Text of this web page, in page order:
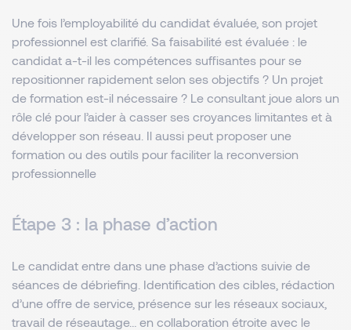
Une fois l’employabilité du candidat évaluée, son projet
professionnel est clarifié. Sa faisabilité est évaluée : le
candidat a-t-il les compétences suffisantes pour se
repositionner rapidement selon ses objectifs ? Un projet
de formation est-il nécessaire ? Le consultant joue alors un
rôle clé pour l’aider à casser ses croyances limitantes et à
développer son réseau. Il aussi peut proposer une
formation ou des outils pour faciliter la reconversion
professionnelle
Étape 3 : la phase d’action
Le candidat entre dans une phase d’actions suivie de
séances de débriefing. Identification des cibles, rédaction
d’une offre de service, présence sur les réseaux sociaux,
travail de réseautage… en collaboration étroite avec le